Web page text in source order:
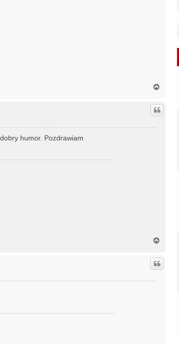
g
r
humor. Pozdrawiam
g
r